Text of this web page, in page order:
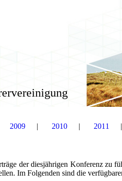
2009 2010 2011
der diesjährigen Konferenz zu
Im Folgenden sind die